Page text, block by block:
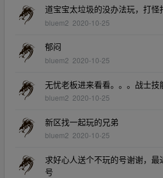
道宝宝太垃圾的没办法玩，打怪
bluem2 2020-10-25
郁闷
bluem2 2020-10-25
无忧老板进来看看。。。战士技
bluem2 2020-10-25
新区找一起玩的兄弟
bluem2 2020-10-25
求好心人送个不玩的号谢谢，
号